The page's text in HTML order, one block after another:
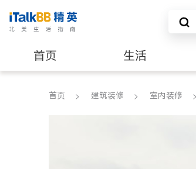
首页 生活
建筑装修
首页 建筑装修 室内装修